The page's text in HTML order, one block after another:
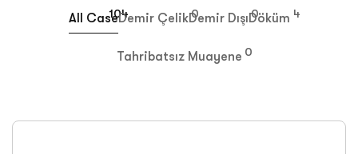
All Case104Demir Çelik0
Demir Dışı0
Döküm 4
Tahribatsız Muayene 0